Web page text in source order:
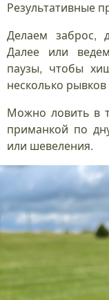
Результативные
Делаем заброс,
Далее или
паузы, чтобы
несколько рывков
Можно ловить в
приманкой по
или шевеления.